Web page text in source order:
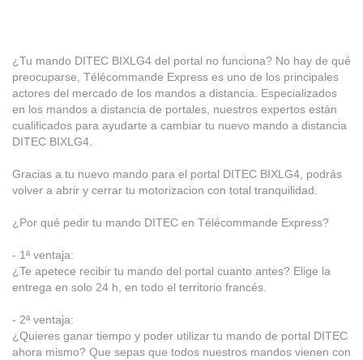
¿Tu mando DITEC BIXLG4 del portal no funciona? No hay de qué
preocuparse, Télécommande Express es uno de los principales
actores del mercado de los mandos a distancia. Especializados
en los mandos a distancia de portales, nuestros expertos están
cualificados para ayudarte a cambiar tu nuevo mando a distancia
DITEC BIXLG4.
Gracias a tu nuevo mando para el portal DITEC BIXLG4, podrás
volver a abrir y cerrar tu motorizacion con total tranquilidad.
¿Por qué pedir tu mando DITEC en Télécommande Express?
- 1ª ventaja:
¿Te apetece recibir tu mando del portal cuanto antes? Elige la
entrega en solo 24 h, en todo el territorio francés.
- 2ª ventaja:
¿Quieres ganar tiempo y poder utilizar tu mando de portal DITEC
ahora mismo? Que sepas que todos nuestros mandos vienen con